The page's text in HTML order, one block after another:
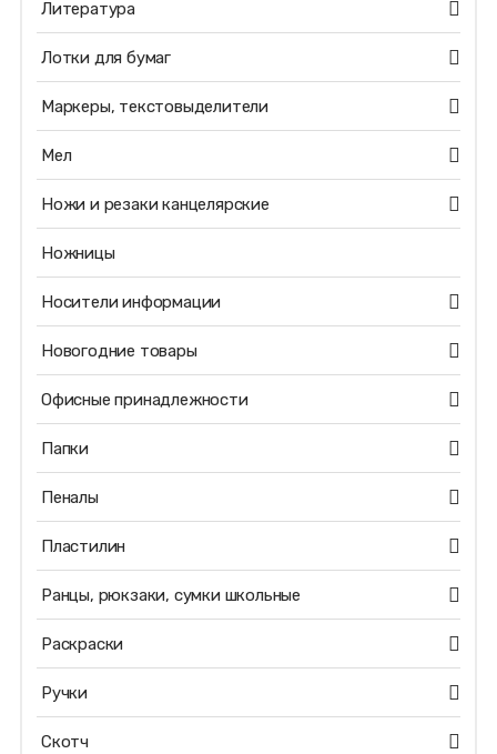
Литература
Лотки для бумаг
Маркеры, текстовыделители
Мел
Ножи и резаки канцелярские
Ножницы
Носители информации
Новогодние товары
Офисные принадлежности
Папки
Пеналы
Пластилин
Ранцы, рюкзаки, сумки школьные
Раскраски
Ручки
Скотч